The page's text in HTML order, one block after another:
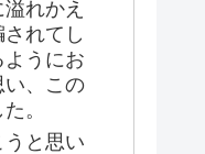
れかえ
れてし
ようにお
い、この
。
と思い